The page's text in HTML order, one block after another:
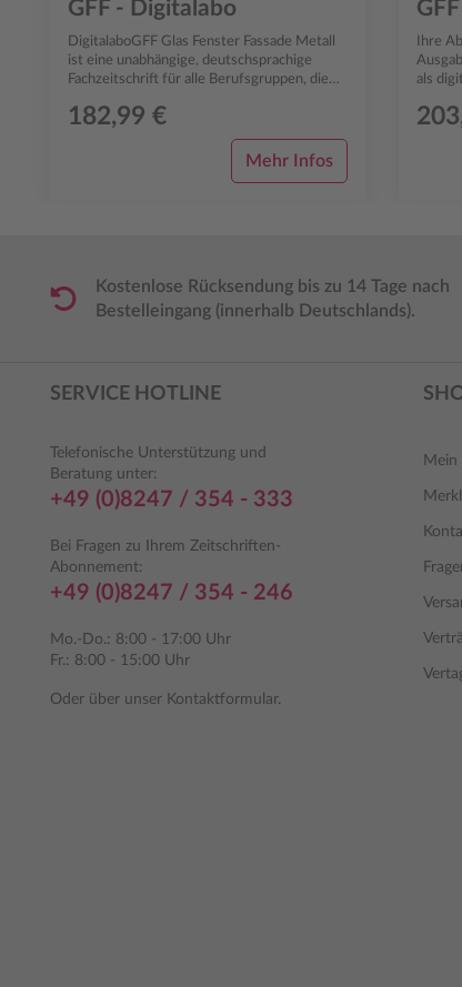
GFF - Digitalabo
DigitalaboGFF Glas Fenster Fassade Metall
ist eine unabhängige, deutschsprachige
Fachzeitschrift für alle Berufsgruppen, die
182,99 €
Mehr Infos
Ihre
als
Kostenlose Rücksendung bis zu 14 Tage nach
Bestelleingang (innerhalb Deutschlands).
SERVICE HOTLINE
Telefonische Unterstützung und
Beratung unter:
+49 (0)8247 / 354 - 333
Bei Fragen zu Ihrem Zeitschriften-
Abonnement:
+49 (0)8247 / 354 - 246
Mo.-Do.: 8:00 - 17:00 Uhr
Fr.: 8:00 - 15:00 Uhr
Oder über unser Kontaktformular.
Mein